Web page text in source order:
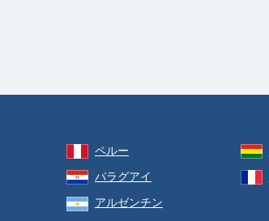
ペルー
パラグアイ
アルゼンチン